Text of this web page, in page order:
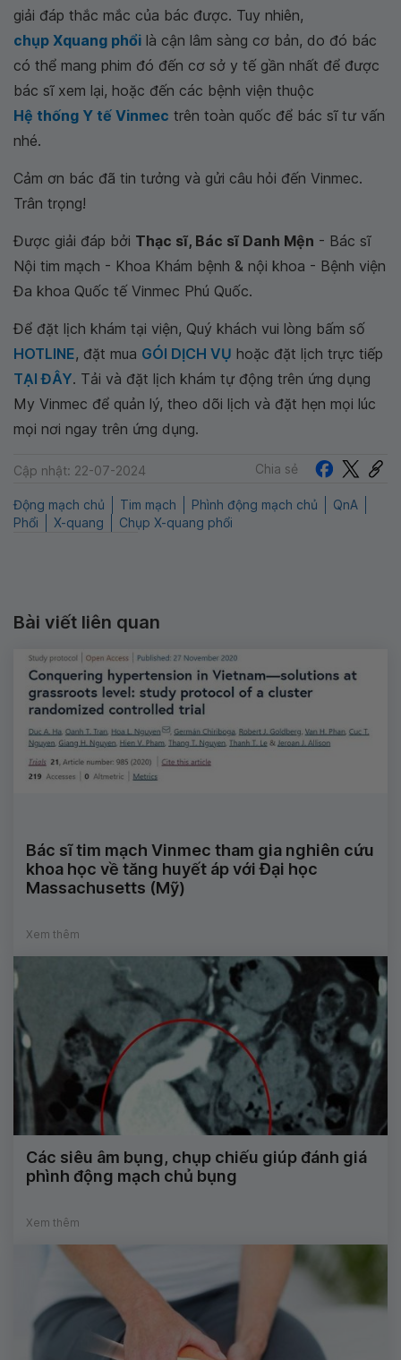
giải đáp thắc mắc của bác được. Tuy nhiên,
chụp Xquang phổi là cận lâm sàng cơ bản, do đó bác
có thể mang phim đó đến cơ sở y tế gần nhất để được
bác sĩ xem lại, hoặc đến các bệnh viện thuộc
Hệ thống Y tế Vinmec trên toàn quốc để bác sĩ tư vấn
nhé.
Cảm ơn bác đã tin tưởng và gửi câu hỏi đến Vinmec.
Trân trọng!
Được giải đáp bởi Thạc sĩ, Bác sĩ Danh Mện - Bác sĩ
Nội tim mạch - Khoa Khám bệnh & nội khoa - Bệnh viện
Đa khoa Quốc tế Vinmec Phú Quốc.
Để đặt lịch khám tại viện, Quý khách vui lòng bấm số
HOTLINE, đặt mua GÓI DỊCH VỤ hoặc đặt lịch trực tiếp
TẠI ĐÂY. Tải và đặt lịch khám tự động trên ứng dụng
My Vinmec để quản lý, theo dõi lịch và đặt hẹn mọi lúc
mọi nơi ngay trên ứng dụng.
Cập nhật: 22-07-2024 Chia sẻ
Động mạch chủ Tim mạch Phình động mạch chủ
QnA
Phổi
X-quang Chụp X-quang phổi
Bài viết liên quan
Bác sĩ tim mạch Vinmec tham gia nghiên cứu
khoa học về tăng huyết áp với Đại học
Massachusetts (Mỹ)
Xem thêm
Các siêu âm bụng, chụp chiếu giúp đánh giá
phình động mạch chủ bụng
Xem thêm